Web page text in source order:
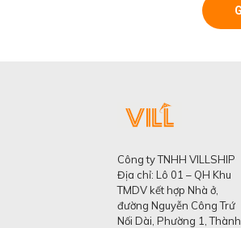
Công ty TNHH VILLSHIP
Địa chỉ: Lô 01 – QH Khu
TMDV kết hợp Nhà ở,
đường Nguyễn Công Trứ
Nối Dài, Phường 1, Thành